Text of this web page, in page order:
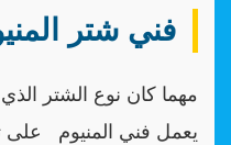
فني شتر
مهما كان نوع الشتر
يعمل فني المنيوم على